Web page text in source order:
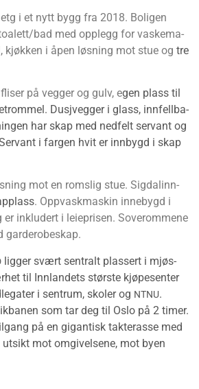
i et nytt bygg fra 2018. Boli­gen
bad med opp­legg for vaske­ma­
kjøk­ken i åpen løs­ning mot stue og tre
på veg­ger og gulv, egen plass til
Dusj­veg­ger i glass, inn­fell­ba­
har skap med ned­felt ser­vant og
i far­gen hvit er inn­bygd i skap
mot en roms­lig stue. Sig­dal­inn­
. Opp­vask­ma­skin inne­bygd i
inklu­dert i leie­pri­sen. Sove­rom­me­ne
garderobeskap.
lig­ger svært sen­tralt plas­sert i mjøs­
til Inn­lan­dets størs­te kjøpe­sen­ter
i sen­trum, sko­ler og NTNU.
som tar deg til Oslo på 2 timer.
på en gigan­tisk tak­ter­as­se med
mot omgi­vel­se­ne, mot byen